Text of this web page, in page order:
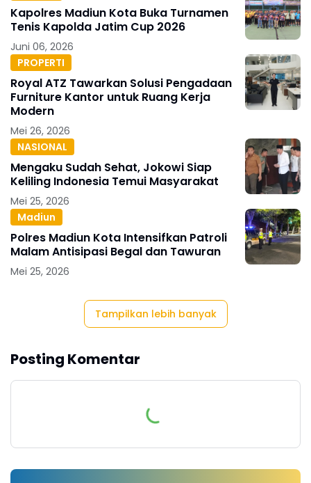
Kapolres Madiun Kota Buka Turnamen
Tenis Kapolda Jatim Cup 2026
Juni 06, 2026
PROPERTI
Royal ATZ Tawarkan Solusi Pengadaan
Furniture Kantor untuk Ruang Kerja
Modern
Mei 26, 2026
NASIONAL
Mengaku Sudah Sehat, Jokowi Siap
Keliling Indonesia Temui Masyarakat
Mei 25, 2026
Madiun
Polres Madiun Kota Intensifkan Patroli
Malam Antisipasi Begal dan Tawuran
Mei 25, 2026
Tampilkan lebih banyak
Posting Komentar